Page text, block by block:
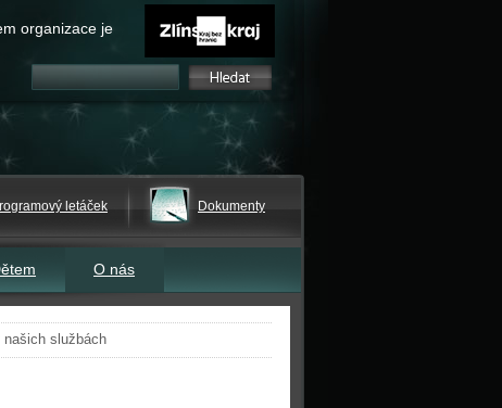
organizace je
letáček Dokumenty
O nás
službách